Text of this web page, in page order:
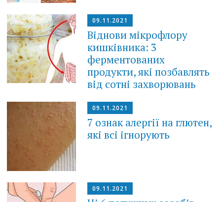
09.11.2021
Віднови мікрофлору
кишківника: 3
ферментованих
продукти, які позбавлять
від сотні захворювань
09.11.2021
7 ознак алергії на глютен,
які всі ігнорують
09.11.2021